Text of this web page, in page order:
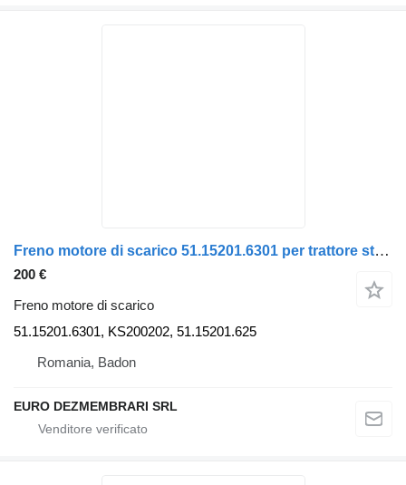
Freno motore di scarico 51.15201.6301 per trattore stradale MAN TGX
200 €
Freno motore di scarico
51.15201.6301, KS200202, 51.15201.625
Romania, Badon
EURO DEZMEMBRARI SRL